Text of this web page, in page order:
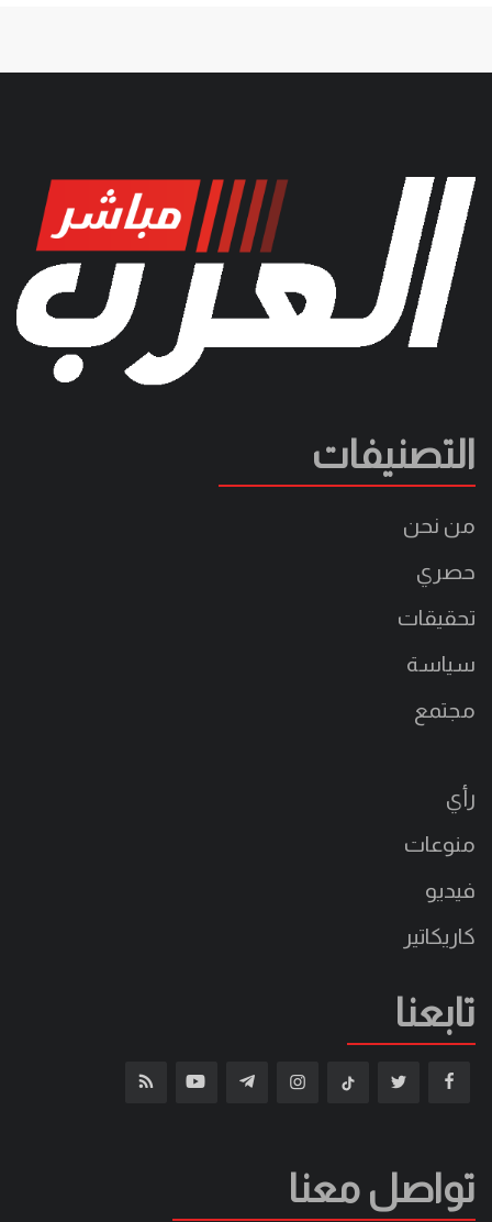
التصنيفات
من نحن
حصري
تحقيقات
سياسة
مجتمع
رأي
منوعات
فيديو
كاريكاتير
تابعنا
تواصل معنا